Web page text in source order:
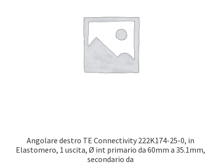
Angolare destro TE Connectivity 222K174-25-0, in
Elastomero, 1 uscita, Ø int primario da 60mm a 35.1mm,
secondario da